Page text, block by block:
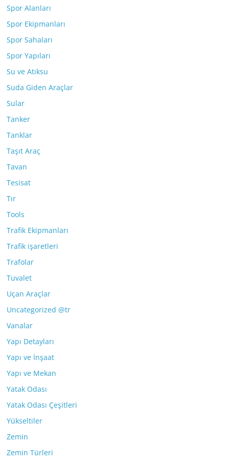
Spor Alanları
Spor Ekipmanları
Spor Sahaları
Spor Yapıları
Su ve Atıksu
Suda Giden Araçlar
Sular
Tanker
Tanklar
Taşıt Araç
Tavan
Tesisat
Tır
Tools
Trafik Ekipmanları
Trafik işaretleri
Trafolar
Tuvalet
Uçan Araçlar
Uncategorized @tr
Vanalar
Yapı Detayları
Yapı ve İnşaat
Yapı ve Mekan
Yatak Odası
Yatak Odası Çeşitleri
Yükseltiler
Zemin
Zemin Türleri